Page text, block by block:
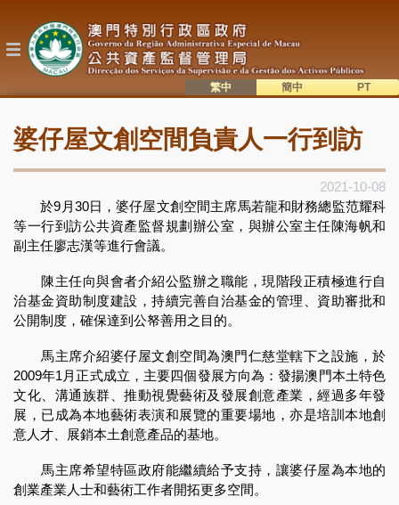
主
目婆仔屋文創空間負責人一行到訪
2021-10-08
於9月30日，婆仔屋文創空間主席馬若龍和財務總監范耀科
等一行到訪公共資產監督規劃辦公室，與辦公室主任陳海帆和
副主任廖志漢等進行會議。
陳主任向與會者介紹公監辦之職能，現階段正積極進行自
治基金資助制度建設，持續完善自治基金的管理、資助審批和
公開制度，確保達到公帑善用之目的。
馬主席介紹婆仔屋文創空間為澳門仁慈堂轄下之設施，於
2009年1月正式成立，主要四個發展方向為：發揚澳門本土特色
文化、溝通族群、推動視覺藝術及發展創意產業，經過多年發
展，已成為本地藝術表演和展覽的重要場地，亦是培訓本地創
意人才、展銷本土創意產品的基地。
馬主席希望特區政府能繼續給予支持，讓婆仔屋為本地的
創業產業人士和藝術工作者開拓更多空間。